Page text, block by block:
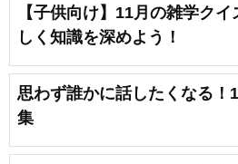
【子供向け】11月の雑学ク
しく知識を深めよう！
思わず誰かに話したくなる！
集